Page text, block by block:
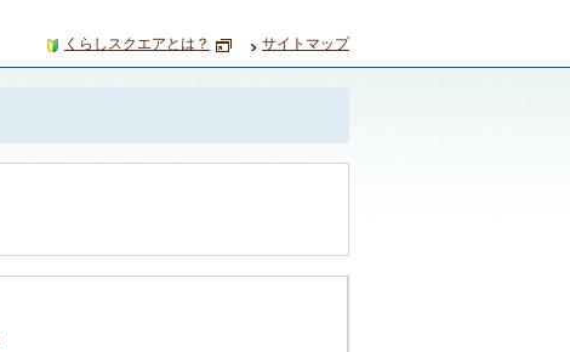
サイトマップ
くらしスクエアとは？